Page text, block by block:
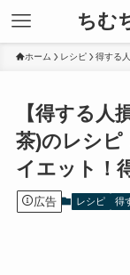
ちむ
ホーム レシピ 得する
【得する人
茶)のレシピ
イエット！
広告 レシピ 得